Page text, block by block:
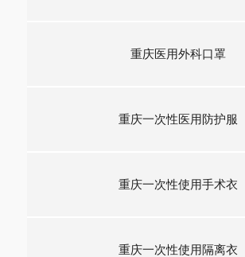
重庆医用外科口罩
重庆一次性医用防护服
重庆一次性使用手术衣
重庆一次性使用隔离衣